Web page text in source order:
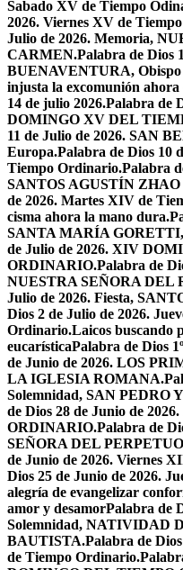
Sabado XV de Tiempo
2026. Viernes XV de
Julio de 2026. Memoria,
CARMEN.Palabra de Dios
BUENAVENTURA, Obispo
injusta la excomunión ahora
14 de julio 2026.Palabra de
DOMINGO XV DEL
11 de Julio de 2026. SAN
Europa.Palabra de Dios 10
Tiempo Ordinario.Palabra
SANTOS AGUSTÍN ZHAO
de 2026. Martes XIV de
cisma ahora la mano dura.
SANTA MARÍA
de Julio de 2026. XIV
ORDINARIO.Palabra de
NUESTRA SEÑORA DEL
Julio de 2026. Fiesta,
Dios 2 de Julio de 2026.
Ordinario.Laicos buscando
eucarísticaPalabra de Dios
de Junio de 2026. LOS
LA IGLESIA ROMANA.
Solemnidad, SAN PEDRO
de Dios 28 de Junio de
ORDINARIO.Palabra de
SEÑORA DEL
de Junio de 2026. Viernes
Dios 25 de Junio de 2026.
alegría de evangelizar
amor y desamorPalabra de
Solemnidad, NATIVIDAD
BAUTISTA.Palabra de
de Tiempo Ordinario.